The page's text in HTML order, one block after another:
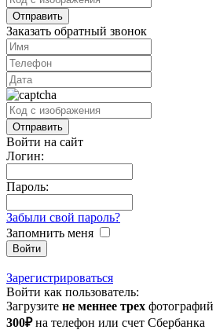
Заказать обратный звонок
Войти на сайт
Логин:
Пароль:
Забыли свой пароль?
Запомнить меня
Зарегистрироваться
Войти как пользователь:
Загрузите не меннее трех
300₽на телефон или счет Сбербанка